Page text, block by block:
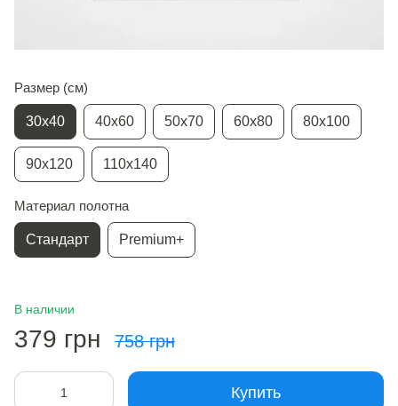
Размер (см)
30х40 40х60 50х70 60х80 80х100
90х120 110х140
Материал полотна
Стандарт Premium+
В наличии
379 грн 758 грн
Купить